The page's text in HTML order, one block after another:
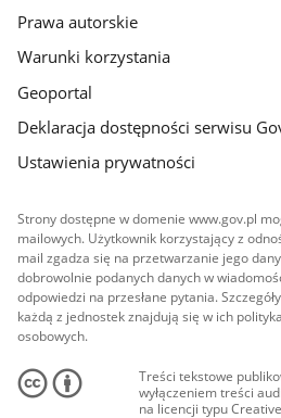
Prawa autorskie
Warunki korzystania
Geoportal
Deklaracja dostępności serwisu
Ustawienia prywatności
Strony dostępne w domenie www.gov.pl
mailowych. Użytkownik korzystający z
mail zgadza się na przetwarzanie jego
dobrowolnie podanych danych w
odpowiedzi na przesłane pytania.
każdą z jednostek znajdują się w ich
osobowych.
Treści tekstowe
wyłączeniem treści
na licencji typu